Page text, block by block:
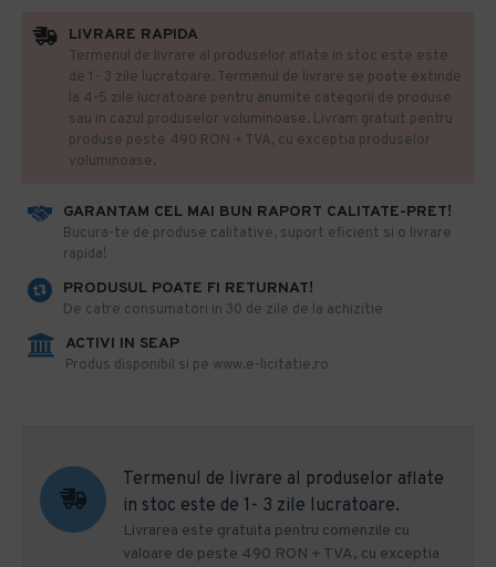
GARANTAM CEL MAI BUN RAPORT CALITATE-PRET!
​Bucura-te de produse calitative, suport eficient si o livrare
rapida!
PRODUSUL POATE FI RETURNAT!
De catre consumatori in 30 de zile de la achizitie
ACTIVI IN SEAP
Produs disponibil si pe www.e-licitatie.ro
LIVRARE RAPIDA
Termenul de livrare al produselor aflate in stoc este este
de 1- 3 zile lucratoare. Termenul de livrare se poate extinde
la 4-5 zile lucratoare pentru anumite categorii de produse
sau in cazul produselor voluminoase. Livram gratuit pentru
produse peste 490 RON + TVA, cu exceptia produselor
voluminoase.
Termenul de livrare al produselor aflate
in stoc este de 1- 3 zile lucratoare.
Livrarea este gratuita pentru comenzile cu
valoare de peste 490 RON + TVA, cu exceptia